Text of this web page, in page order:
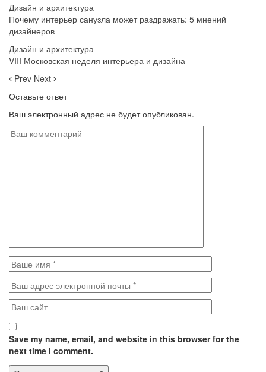
Дизайн и архитектура
Почему интерьер санузла может раздражать: 5 мнений
дизайнеров
Дизайн и архитектура
VIII Московская неделя интерьера и дизайна
Prev Next
Оставьте ответ
Ваш электронный адрес не будет опубликован.
Save my name, email, and website in this browser for the
next time I comment.